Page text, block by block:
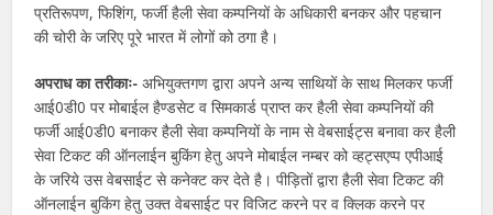
प्रतिरूपण, फिशिंग, फर्जी हैली सेवा कम्पनियों के अधिकारी बनकर और पहचान
की चोरी के जरिए पूरे भारत में लोगों को ठगा है।
अपराध का तरीकाः- अभियुक्तगण द्वारा अपने अन्य साथियों के साथ मिलकर फर्जी
आई0डी0 पर मोबाईल हैण्डसेट व सिमकार्ड प्राप्त कर हैली सेवा कम्पनियों की
फर्जी आई0डी0 बनाकर हैली सेवा कम्पनियों के नाम से वेबसाईट्स बनावा कर हैली
सेवा टिकट की ऑनलाईन बुकिंग हेतु अपने मोबाईल नम्बर को व्हट्सएप्प एपीआई
के जरिये उस वेबसाईट से कनेक्ट कर देते है। पीड़ितों द्वारा हैली सेवा टिकट की
ऑनलाईन बुकिंग हेतु उक्त वेबसाईट पर विजिट करने पर व क्लिक करने पर